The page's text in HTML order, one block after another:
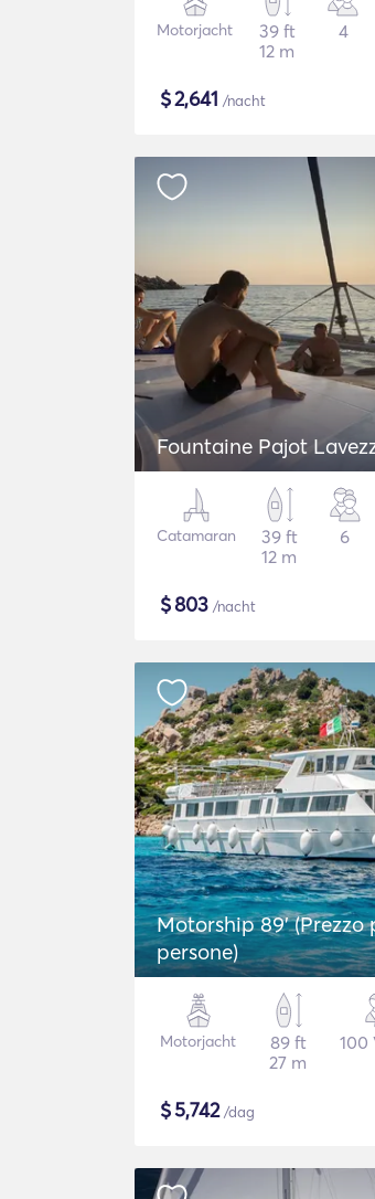
Motorjacht
39 ft
12 m
4
$2,641 /nacht
Fountaine Pajot
Catamaran
39 ft
12 m
6
$803 /nacht
Motorship 89' (Prezzo
persone)
Motorjacht
89 ft
27 m
100
$5,742/dag